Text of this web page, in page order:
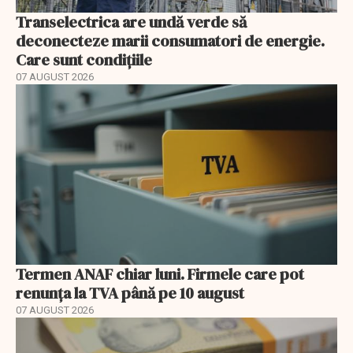
Transelectrica are undă verde să
deconecteze marii consumatori de energie.
Care sunt condițiile
07 AUGUST 2026
Termen ANAF chiar luni. Firmele care pot
renunța la TVA până pe 10 august
07 AUGUST 2026